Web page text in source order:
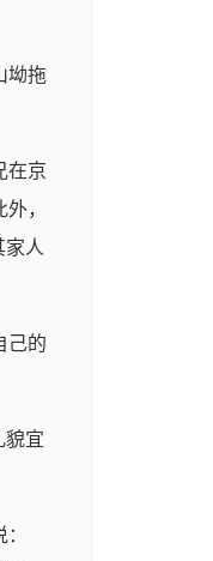
坳拖
在京
，
人
己的
貌宜